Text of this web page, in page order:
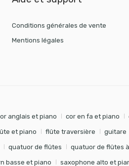
Conditions générales de vente
Mentions légales
anglais et piano cor en fa et piano
et piano flûte traversière guitare
quatuor de flûtes quatuor de flûtes
basse et piano saxophone alto et